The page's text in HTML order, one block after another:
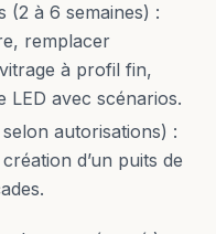
(2 à 6 semaines) :
remplacer
à profil fin,
LED avec scénarios.
autorisations) :
d’un puits de